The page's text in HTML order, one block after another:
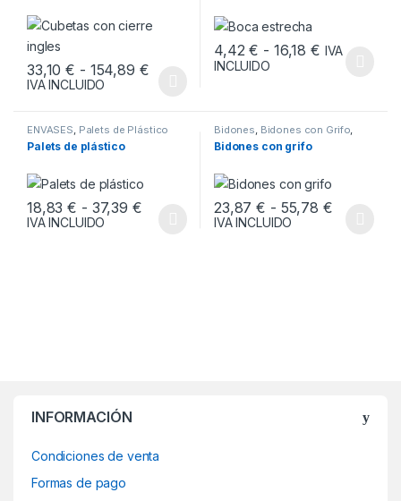
33,10€ - 154,89 €Rango de precios: desde 33,10 €
IVA INCLUIDO
Este producto tiene múltiples variantes. Las opciones se
4,42€ - 16,18 €Rango de
IVA
INCLUIDO
Este producto tiene múltiples
ENVASES Palets de Plástico
Palets de plástico
18,83€ - 37,39 €Rango de precios: desde 18,83 €
IVA INCLUIDO
Este producto tiene múltiples variantes. Las opciones se
Bidones Bidones con Grifo
ENVASES
Bidones con grifo
23,87€ - 55,78 €Rango
IVA INCLUIDO
Este producto tiene múltiples
INFORMACIÓN
Condiciones de venta
Formas de pago